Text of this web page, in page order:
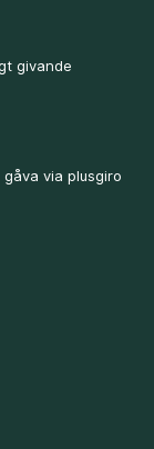
givande
via plusgiro